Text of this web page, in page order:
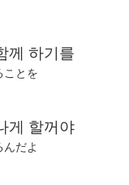
께 하기를
ことを
게 할꺼야
だよ